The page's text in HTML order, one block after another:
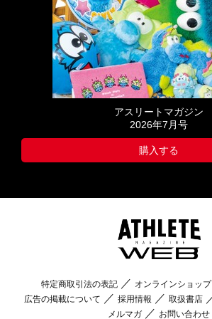
アスリートマガジン
2026年7月号
購入する
特定商取引法の表記 オンラインショップ
広告の掲載について
採用情報 取扱書店
メルマガ
お問い合わせ